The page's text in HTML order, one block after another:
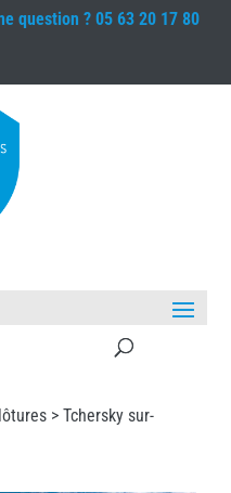
question ?05 63 20 17 80
> Tchersky sur-